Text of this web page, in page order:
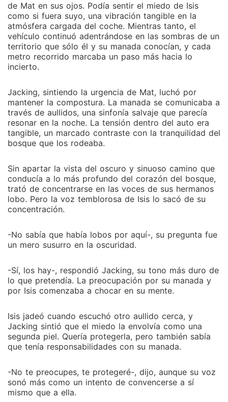
de Mat en sus ojos. Podía sentir el miedo de Isis
como si fuera suyo, una vibración tangible en la
atmósfera cargada del coche. Mientras tanto, el
vehículo continuó adentrándose en las sombras de un
territorio que sólo él y su manada conocían, y cada
metro recorrido marcaba un paso más hacia lo
incierto.
Jacking, sintiendo la urgencia de Mat, luchó por
mantener la compostura. La manada se comunicaba a
través de aullidos, una sinfonía salvaje que parecía
resonar en la noche. La tensión dentro del auto era
tangible, un marcado contraste con la tranquilidad del
bosque que los rodeaba.
Sin apartar la vista del oscuro y sinuoso camino que
conducía a lo más profundo del corazón del bosque,
trató de concentrarse en las voces de sus hermanos
lobo. Pero la voz temblorosa de Isis lo sacó de su
concentración.
-No sabía que había lobos por aquí-, su pregunta fue
un mero susurro en la oscuridad.
-Sí, los hay-, respondió Jacking, su tono más duro de
lo que pretendía. La preocupación por su manada y
por Isis comenzaba a chocar en su mente.
Isis jadeó cuando escuchó otro aullido cerca, y
Jacking sintió que el miedo la envolvía como una
segunda piel. Quería protegerla, pero también sabía
que tenía responsabilidades con su manada.
-No te preocupes, te protegeré-, dijo, aunque su voz
sonó más como un intento de convencerse a sí
mismo que a ella.